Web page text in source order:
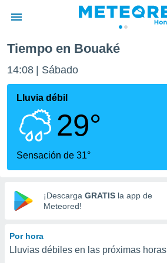
de
ha sido
para
que se
calidad.
a este
las
y
digital
basada
Tiempo en Bouaké
14:08 Sábado
Lluvia débil
29°
Sensación de 31°
¡Descarga GRATIS la app de
Meteored!
Por hora
Lluvias débiles en las próximas horas